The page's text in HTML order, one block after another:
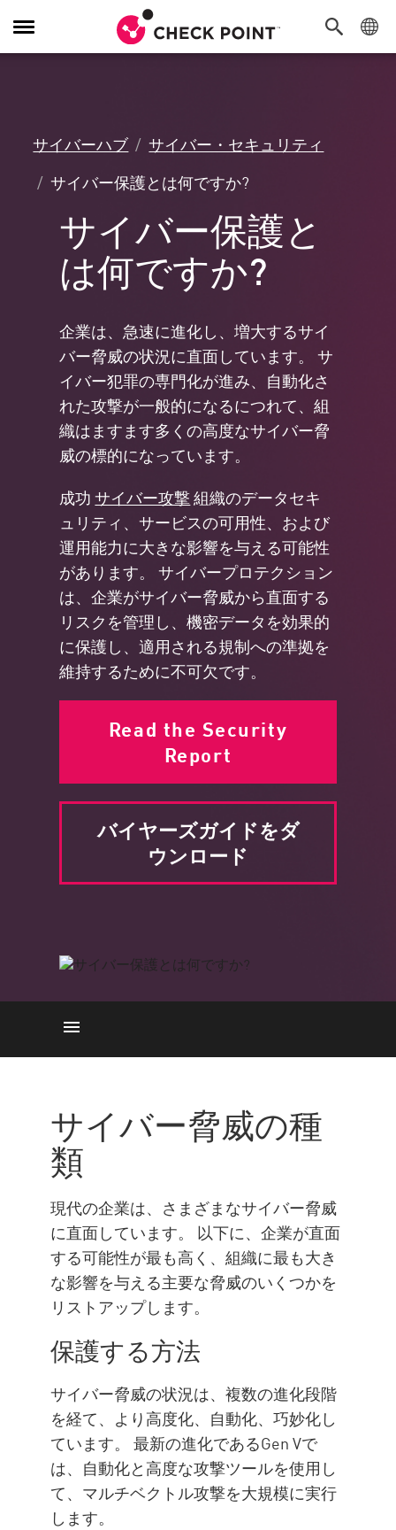
Toggle
Navigation
サイバーハブ
サイバー・セキュリティ
サイバー保護とは何ですか?
サイバー保護と
は何ですか?
企業は、急速に進化し、増大するサイ
バー脅威の状況に直面しています。 サ
イバー犯罪の専門化が進み、自動化さ
れた攻撃が一般的になるにつれて、組
織はますます多くの高度なサイバー脅
威の標的になっています。
成功サイバー攻撃組織のデータセキ
ュリティ、サービスの可用性、および
運用能力に大きな影響を与える可能性
があります。 サイバープロテクション
は、企業がサイバー脅威から直面する
リスクを管理し、機密データを効果的
に保護し、適用される規制への準拠を
維持するために不可欠です。
Read the Security
Report
バイヤーズガイドをダ
ウンロード
サイバープロテクション vs サ
イバーセキュリティ
主な種類
建築
Check Point Solution
サイバー脅威の種
類
現代の企業は、さまざまなサイバー脅威
に直面しています。 以下に、企業が直面
する可能性が最も高く、組織に最も大き
な影響を与える主要な脅威のいくつかを
リストアップします。
保護する方法
サイバー脅威の状況は、複数の進化段階
を経て、より高度化、自動化、巧妙化し
ています。 最新の進化であるGen Vで
は、自動化と高度な攻撃ツールを使用し
て、マルチベクトル攻撃を大規模に実行
します。